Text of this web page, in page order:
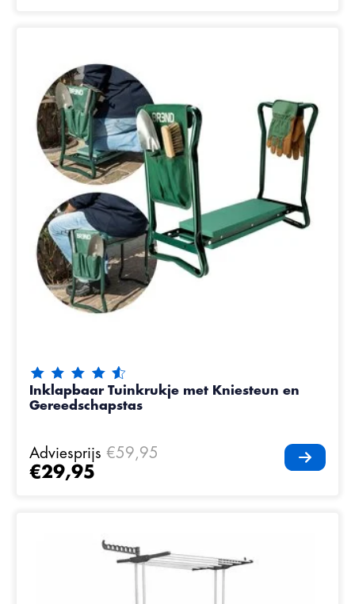
De beoordeling van dit product is4.7
Inklapbaar Tuinkrukje met Kniesteun en
Gereedschapstas
Adviesprijs €59,95
€29,95